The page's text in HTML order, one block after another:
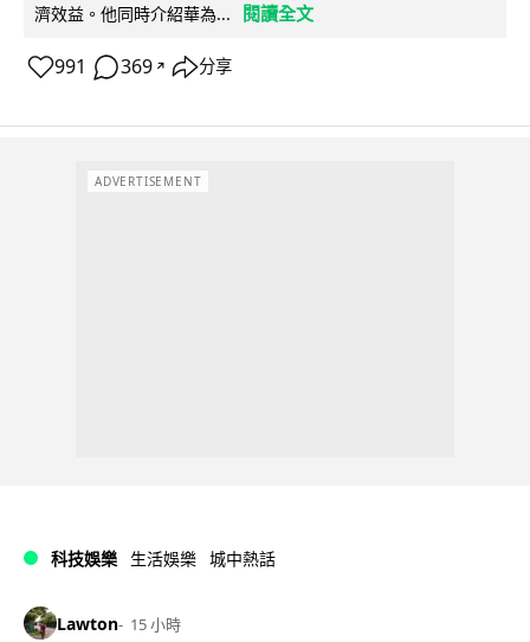
濟效益。他同時介紹華為...
閱讀全文
991 369 ↗ 分享
ADVERTISEMENT
科技娛樂 生活娛樂 城中熱話
Lawton 15 小時